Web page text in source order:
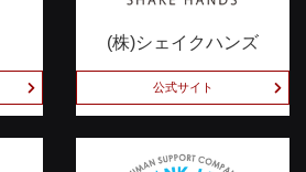
(株)シェイクハンズ
公式サイト